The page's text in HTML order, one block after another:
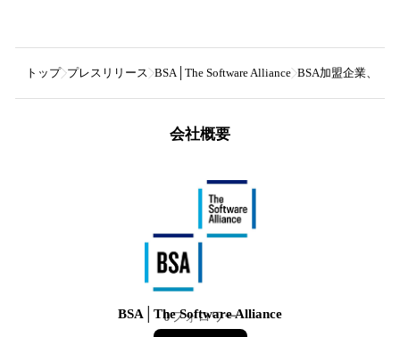
トップ プレスリリース BSA│The Software Alliance BSA加盟企業、大
会社概要
BSA│The Software Alliance
0フォロワー